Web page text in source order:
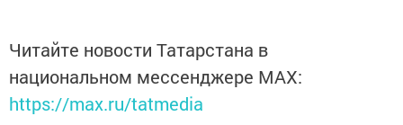
Читайте новости Татарстана в
национальном мессенджере MАХ:
https://max.ru/tatmedia